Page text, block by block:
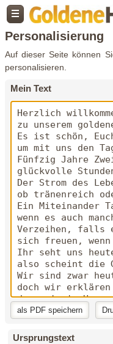
Personalisierung
Auf dieser Seite können
personalisieren.
Mein Text
Ursprungstext